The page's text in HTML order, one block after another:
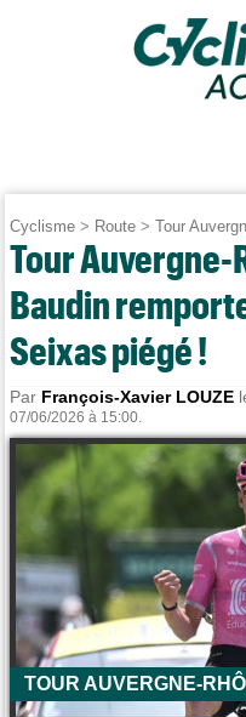
Cyclisme > Route >Tour
Tour Auvergne-
Baudin
Seixas piégé !
Par François-Xavier LOUZE
07/06/2026 à 15:00.
TOUR AUVERGNE-